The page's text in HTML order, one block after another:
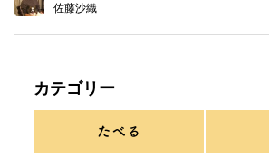
佐藤沙織
カテゴリー